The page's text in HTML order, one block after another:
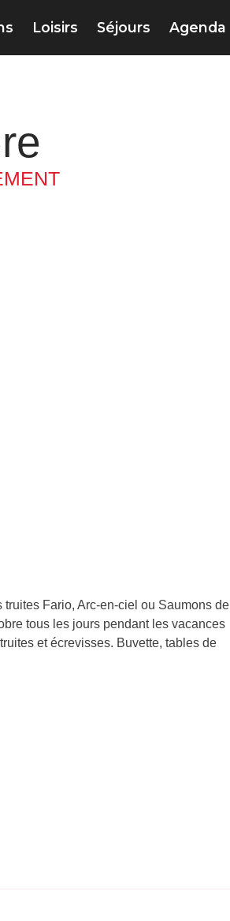
Loisirs Séjours Agenda
Fario, Arc-en-ciel ou Saumons de
tous les jours pendant les vacances
et écrevisses. Buvette, tables de